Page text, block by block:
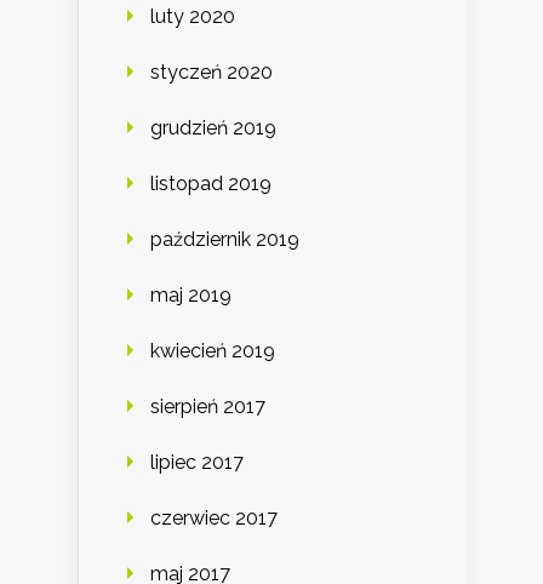
luty 2020
styczeń 2020
grudzień 2019
listopad 2019
październik 2019
maj 2019
kwiecień 2019
sierpień 2017
lipiec 2017
czerwiec 2017
maj 2017